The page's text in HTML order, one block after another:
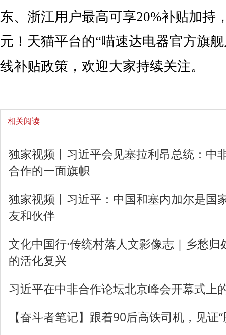
东、浙江用户最高可享20%补贴加持
元！天猫平台的“喵速达电器官方旗
线补贴政策，欢迎大家持续关注。
相关阅读
独家视频丨习近平会见塞拉利昂总统：中
合作的一面旗帜
独家视频丨习近平：中国和塞内加尔是国
友和伙伴
文化中国行·传统村落人文影像志｜乡愁
的活化复兴
习近平在中非合作论坛北京峰会开幕式上
【奋斗者笔记】跟着90后高铁司机，见证